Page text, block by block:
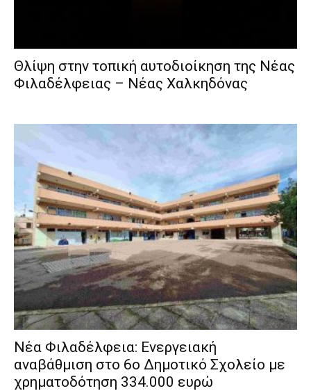
Θλίψη στην τοπική αυτοδιοίκηση της Νέας
Φιλαδέλφειας – Νέας Χαλκηδόνας
Νέα Φιλαδέλφεια: Ενεργειακή
αναβάθμιση στο 6ο Δημοτικό Σχολείο με
χρηματοδότηση 334.000 ευρώ